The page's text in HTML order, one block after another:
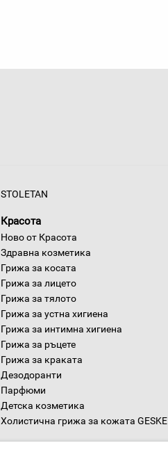
STOLETAN
Красота
Ново от Красота
Здравна козметика
Грижа за косата
Грижа за лицето
Грижа за тялото
Грижа за устна хигиена
Грижа за интимна хигиена
Грижа за ръцете
Грижа за краката
Дезодоранти
Парфюми
Детска козметика
Холистична грижа за кожата GESKE